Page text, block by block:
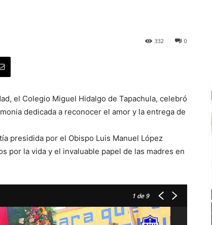
0
332
el Colegio Miguel Hidalgo de Tapachula, celebró
dedicada a reconocer el amor y la entrega de
presidida por el Obispo Luis Manuel López
por la vida y el invaluable papel de las madres en
1 de 9